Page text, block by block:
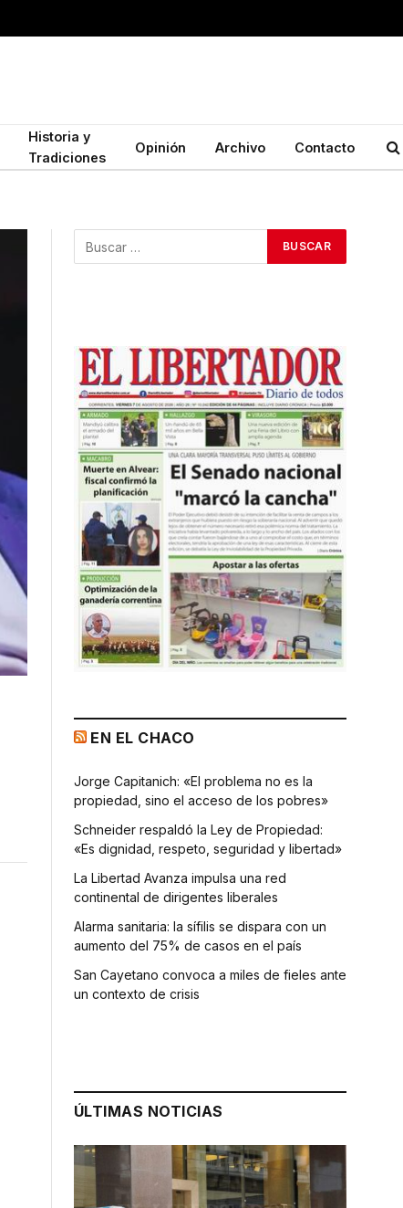
Historia y
Tradiciones
Opinión Archivo Contacto
EN EL CHACO
Jorge Capitanich: «El problema no es la
propiedad, sino el acceso de los pobres»
Schneider respaldó la Ley de Propiedad:
«Es dignidad, respeto, seguridad y libertad»
La Libertad Avanza impulsa una red
continental de dirigentes liberales
Alarma sanitaria: la sífilis se dispara con un
aumento del 75% de casos en el país
San Cayetano convoca a miles de fieles ante
un contexto de crisis
ÚLTIMAS NOTICIAS